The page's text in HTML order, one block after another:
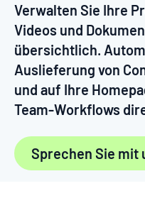
Verwalten Sie Ihre
Videos und
übersichtlich.
Auslieferung von
und auf Ihre
Team-Workflows
Sprechen Sie mit